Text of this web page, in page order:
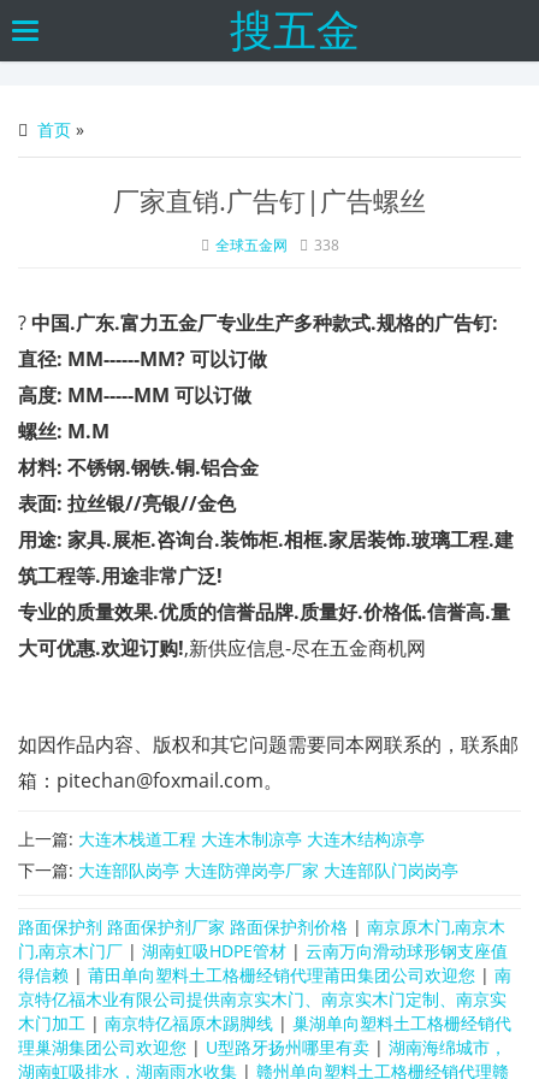
Toggle
搜五金
首页 »
厂家直销.广告钉|广告螺丝
全球五金网 338
? 中国.广东.富力五金厂专业生产多种款式.规格的广告钉:
直径: MM------MM?可以订做
高度: MM-----MM 可以订做
螺丝: M.M
材料: 不锈钢.钢铁.铜.铝合金
表面: 拉丝银//亮银//金色
用途: 家具.展柜.咨询台.装饰柜.相框.家居装饰.玻璃工程.建
筑工程等.用途非常广泛!
专业的质量效果.优质的信誉品牌.质量好.价格低.信誉高.量
大可优惠.欢迎订购!,新供应信息-尽在五金商机网
如因作品内容、版权和其它问题需要同本网联系的，联系邮
箱：pitechan@foxmail.com。
上一篇: 大连木栈道工程 大连木制凉亭 大连木结构凉亭
下一篇: 大连部队岗亭 大连防弹岗亭厂家 大连部队门岗岗亭
路面保护剂 路面保护剂厂家 路面保护剂价格 | 南京原木门,南京木
门,南京木门厂 | 湖南虹吸HDPE管材 | 云南万向滑动球形钢支座值
得信赖 | 莆田单向塑料土工格栅经销代理莆田集团公司欢迎您 | 南
京特亿福木业有限公司提供南京实木门、南京实木门定制、南京实
木门加工 | 南京特亿福原木踢脚线 | 巢湖单向塑料土工格栅经销代
理巢湖集团公司欢迎您 | U型路牙扬州哪里有卖 | 湖南海绵城市，
湖南虹吸排水，湖南雨水收集 | 赣州单向塑料土工格栅经销代理赣